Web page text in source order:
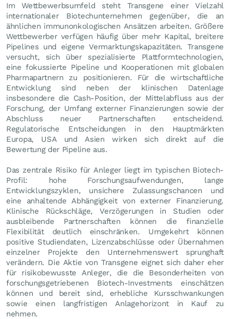
Im Wettbewerbsumfeld steht Transgene einer Vielzahl
internationaler Biotechunternehmen gegenüber, die an
ähnlichen immunonkologischen Ansätzen arbeiten. Größere
Wettbewerber verfügen häufig über mehr Kapital, breitere
Pipelines und eigene Vermarktungskapazitäten. Transgene
versucht, sich über spezialisierte Plattformtechnologien,
eine fokussierte Pipeline und Kooperationen mit globalen
Pharmapartnern zu positionieren. Für die wirtschaftliche
Entwicklung sind neben der klinischen Datenlage
insbesondere die Cash-Position, der Mittelabfluss aus der
Forschung, der Umfang externer Finanzierungen sowie der
Abschluss neuer Partnerschaften entscheidend.
Regulatorische Entscheidungen in den Hauptmärkten
Europa, USA und Asien wirken sich direkt auf die
Bewertung der Pipeline aus.
Das zentrale Risiko für Anleger liegt im typischen Biotech-
Profil: hohe Forschungsaufwendungen, lange
Entwicklungszyklen, unsichere Zulassungschancen und
eine anhaltende Abhängigkeit von externer Finanzierung.
Klinische Rückschläge, Verzögerungen in Studien oder
ausbleibende Partnerschaften können die finanzielle
Flexibilität deutlich einschränken. Umgekehrt können
positive Studiendaten, Lizenzabschlüsse oder Übernahmen
einzelner Projekte den Unternehmenswert sprunghaft
verändern. Die Aktie von Transgene eignet sich daher eher
für risikobewusste Anleger, die die Besonderheiten von
forschungsgetriebenen Biotech-Investments einschätzen
können und bereit sind, erhebliche Kursschwankungen
sowie einen langfristigen Anlagehorizont in Kauf zu
nehmen.